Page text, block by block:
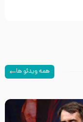
همه ویدئو ها